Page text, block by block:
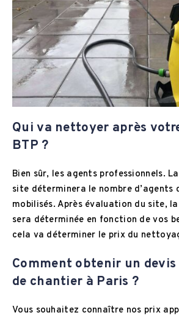
Qui va nettoyer après
BTP ?
Bien sûr, les agents professionnels.
site déterminera le nombre d’agents
mobilisés. Après évaluation du site,
sera déterminée en fonction de vos
cela va déterminer le prix du
Comment obtenir un
de chantier à Paris ?
Vous souhaitez connaître nos prix